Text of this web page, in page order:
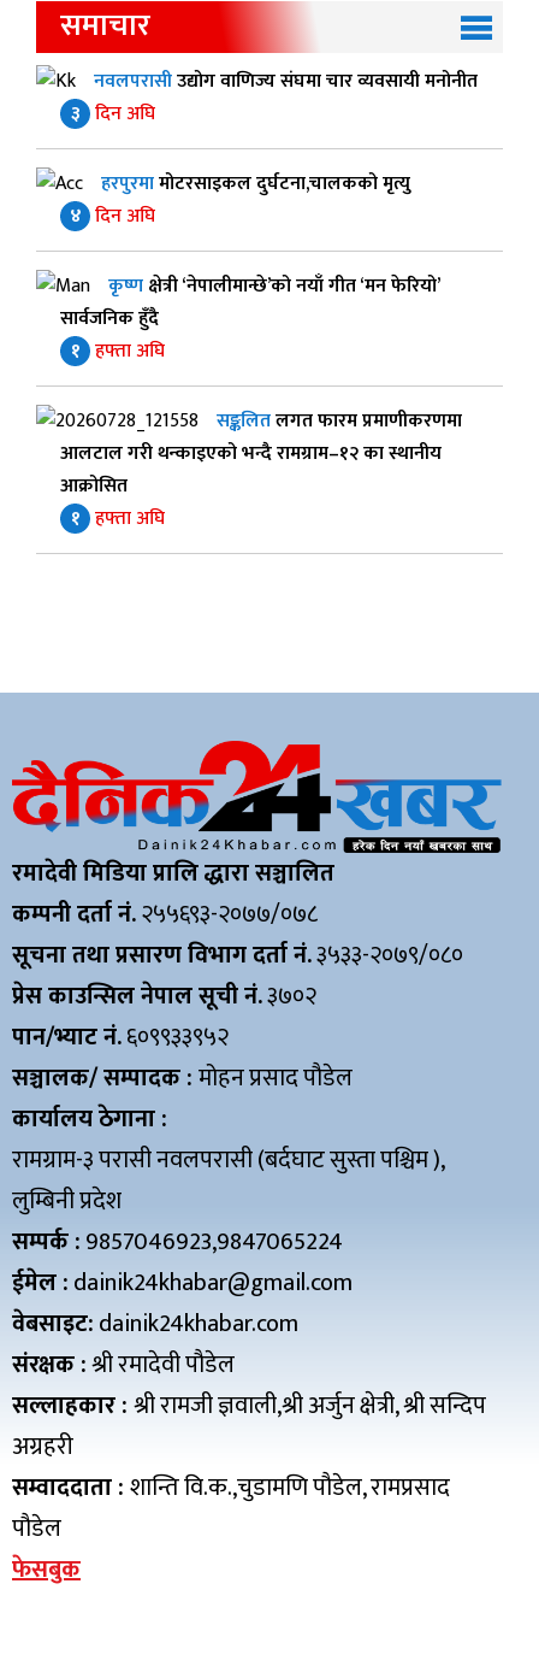
समाचार
नवलपरासीउद्योग वाणिज्य संघमा चार व्यवसायी मनोनीत
३ दिन अघि
हरपुरमामोटरसाइकल दुर्घटना,चालकको मृत्यु
४ दिन अघि
कृष्णक्षेत्री ‘नेपालीमान्छे’को नयाँ गीत ‘मन फेरियो’
सार्वजनिक हुँदै
१ हफ्ता अघि
सङ्कलितलगत फारम प्रमाणीकरणमा
आलटाल गरी थन्काइएको भन्दै रामग्राम–१२ का स्थानीय
आक्रोसित
१ हफ्ता अघि
रमादेवी मिडिया प्रालि द्धारा सञ्चालित
कम्पनी दर्ता नं.२५५६९३-२०७७/०७८
सूचना तथा प्रसारण विभाग दर्ता नं.३५३३-२०७९/०८०
प्रेस काउन्सिल नेपाल सूची नं.३७०२
पान/भ्याट नं.६०९९३३९५२
सञ्चालक/ सम्पादक :मोहन प्रसाद पौडेल
कार्यालय ठेगाना :
रामग्राम-३ परासी नवलपरासी (बर्दघाट सुस्ता पश्चिम ),
लुम्बिनी प्रदेश
सम्पर्क :9857046923,9847065224
ईमेल :dainik24khabar@gmail.com
वेबसाइट:dainik24khabar.com
संरक्षक :श्री रमादेवी पौडेल
सल्लाहकार :श्री रामजी ज्ञवाली,श्री अर्जुन क्षेत्री, श्री सन्दिप
अग्रहरी
सम्वाददाता :शान्ति वि.क.,चुडामणि पौडेल, रामप्रसाद
पौडेल
फेसबुक